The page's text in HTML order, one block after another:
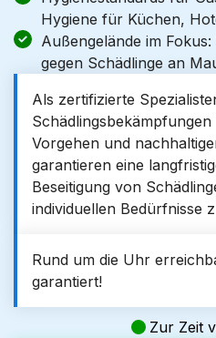
Hygiene für Küchen,
Außengelände im
gegen Schädlinge an
Als zertifizierte
Vorgehen und
garantieren eine
Beseitigung von
individuellen Bedürfnisse
Rund um die Uhr
garantiert!
Zur Zeit